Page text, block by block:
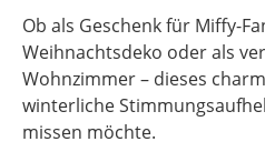
Ob als Geschenk für Miffy-
Weihnachtsdeko oder als
Wohnzimmer – dieses
winterliche
missen möchte.